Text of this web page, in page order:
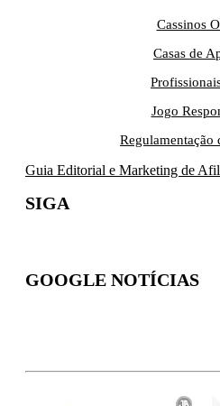
Cassinos
Casas de
Jogo
Regulamentação
Guia Editorial e Marketing de
SIGA
GOOGLE NOTÍCIAS